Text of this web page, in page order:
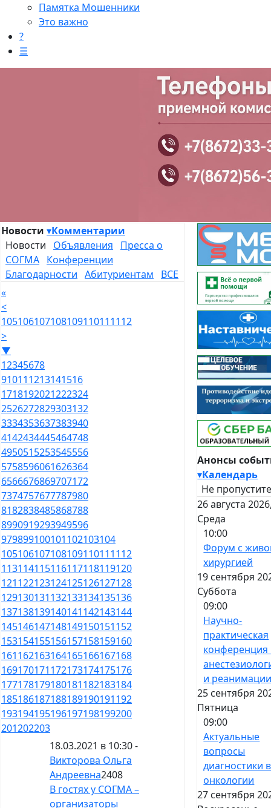
Памятка Мошенники
Это важно
?
☰
Новости ▾Комментарии
Новости Объявления
Пресса о
СОГМА Конференции
Благодарности Абитуриентам
ВСЕ
«
<
105106107108109110111112
>
▼
12345678
910111213141516
1718192021222324
2526272829303132
3334353637383940
4142434445464748
4950515253545556
5758596061626364
6566676869707172
7374757677787980
8182838485868788
8990919293949596
979899100101102103104
105106107108109110111112
113114115116117118119120
121122123124125126127128
129130131132133134135136
137138139140141142143144
145146147148149150151152
153154155156157158159160
161162163164165166167168
169170171172173174175176
177178179180181182183184
185186187188189190191192
193194195196197198199200
201202203
18.03.2021 в 10:30 -
Викторова Ольга
Андреевна2408
В гостях у СОГМА –
организаторы
Анонсы
▾Календарь
Не
26 августа
Среда
10:00
Форум с
хирургией
19 сентября
Суббота
09:00
Научно-
практическая
конференция
и
25 сентября
Пятница
09:00
Актуальные
вопросы
диагностики в
онкологии
27 сентября